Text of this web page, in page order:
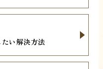
い解決方法